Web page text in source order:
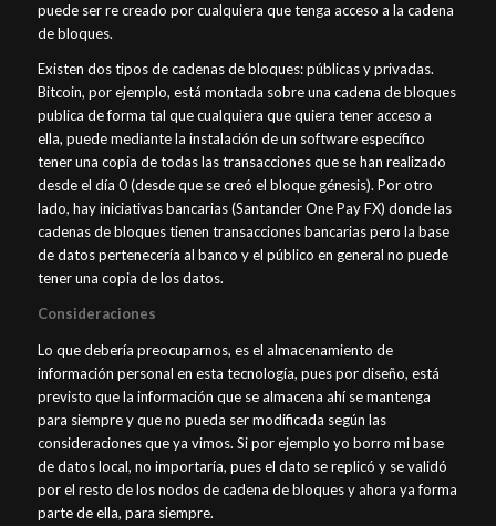
puede ser re creado por cualquiera que tenga acceso a la cadena
de bloques.
Existen dos tipos de cadenas de bloques: públicas y privadas.
Bitcoin, por ejemplo, está montada sobre una cadena de bloques
publica de forma tal que cualquiera que quiera tener acceso a
ella, puede mediante la instalación de un software específico
tener una copia de todas las transacciones que se han realizado
desde el día 0 (desde que se creó el bloque génesis). Por otro
lado, hay iniciativas bancarias (Santander One Pay FX) donde las
cadenas de bloques tienen transacciones bancarias pero la base
de datos pertenecería al banco y el público en general no puede
tener una copia de los datos.
Consideraciones
Lo que debería preocuparnos, es el almacenamiento de
información personal en esta tecnología, pues por diseño, está
previsto que la información que se almacena ahí se mantenga
para siempre y que no pueda ser modificada según las
consideraciones que ya vimos. Si por ejemplo yo borro mi base
de datos local, no importaría, pues el dato se replicó y se validó
por el resto de los nodos de cadena de bloques y ahora ya forma
parte de ella, para siempre.